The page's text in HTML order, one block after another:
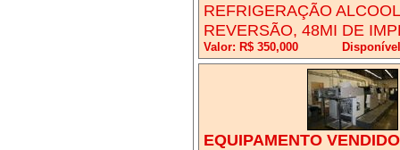
REFRIGERAÇÃO
REVERSÃO, 48MI DE
Valor: R$ 350,000
EQUIPAMENTO